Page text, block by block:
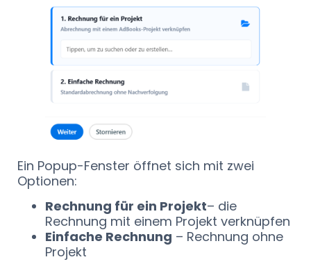
Ein Popup-Fenster öffnet sich mit zwei
Optionen:
Rechnung für ein Projekt– die
Rechnung mit einem Projekt verknüpfen
Einfache Rechnung – Rechnung ohne
Projekt